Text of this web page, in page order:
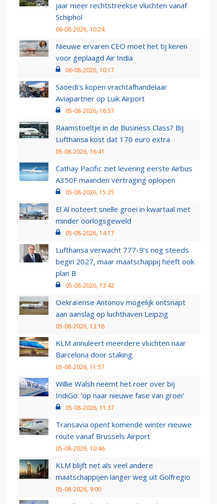
jaar meer rechtstreekse vluchten vanaf
Schiphol
06-08-2026, 10:24
Nieuwe ervaren CEO moet het tij keren
voor geplaagd Air India
06-08-2026, 10:17
Saoedi’s kopen vrachtafhandelaar
Aviapartner op Luik Airport
05-08-2026, 16:57
Raamstoeltje in de Business Class? Bij
Lufthansa kost dat 170 euro extra
05-08-2026, 16:41
Cathay Pacific ziet levering eerste Airbus
A350F maanden vertraging oplopen
05-08-2026, 15:25
El Al noteert snelle groei in kwartaal met
minder oorlogsgeweld
05-08-2026, 14:17
Lufthansa verwacht 777-9’s nog steeds
begin 2027, maar maatschappij heeft ook
plan B
05-08-2026, 13:42
Oekraïense Antonov mogelijk ontsnapt
aan aanslag op luchthaven Leipzig
05-08-2026, 13:18
KLM annuleert meerdere vluchten naar
Barcelona door staking
05-08-2026, 11:57
Willie Walsh neemt het roer over bij
IndiGo: 'op naar nieuwe fase van groei'
05-08-2026, 11:37
Transavia opent komende winter nieuwe
route vanaf Brussels Airport
05-08-2026, 10:46
KLM blijft net als veel andere
maatschappijen langer weg uit Golfregio
05-08-2026, 9:00